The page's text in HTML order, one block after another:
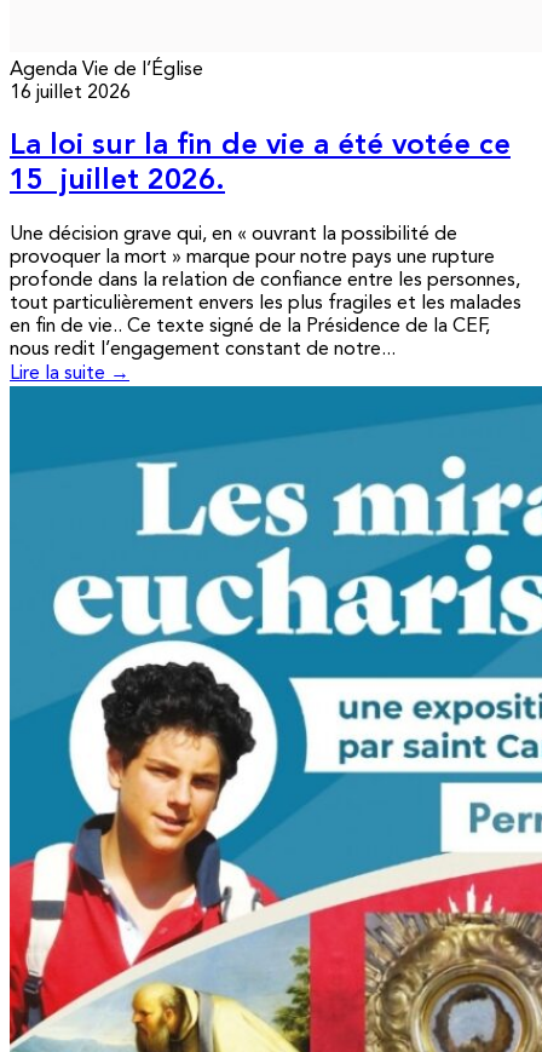
Agenda Vie de l’Église
16 juillet 2026
La loi sur la fin de vie a été votée ce
15 juillet 2026.
Une décision grave qui, en « ouvrant la possibilité de
provoquer la mort » marque pour notre pays une rupture
profonde dans la relation de confiance entre les personnes,
tout particulièrement envers les plus fragiles et les malades
en fin de vie.. Ce texte signé de la Présidence de la CEF,
nous redit l’engagement constant de notre...
Lire la suite →